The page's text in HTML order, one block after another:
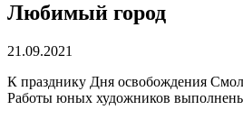
Любимый город
21.09.2021
К празднику Дня освобождения
Работы юных художников